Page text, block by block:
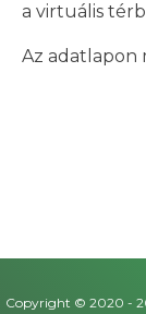
a virtuális
Az adatlapon
Copyright © 2020 -